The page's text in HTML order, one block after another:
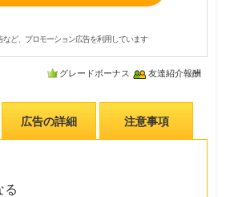
ど、プロモーション広告を利用しています
グレードボーナス 友達紹介報酬
広告の詳細 注意事項
る